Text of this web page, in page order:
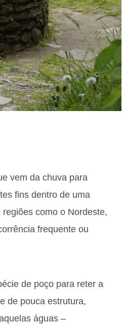
vem da chuva para
fins dentro de uma
como o Nordeste,
frequente ou
de poço para reter a
de pouca estrutura,
águas –